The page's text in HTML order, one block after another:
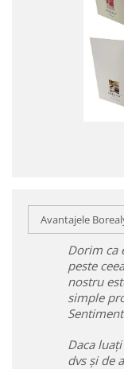
Avantajele
Dorim ca
peste
nostru
simple
Daca
dvs și de